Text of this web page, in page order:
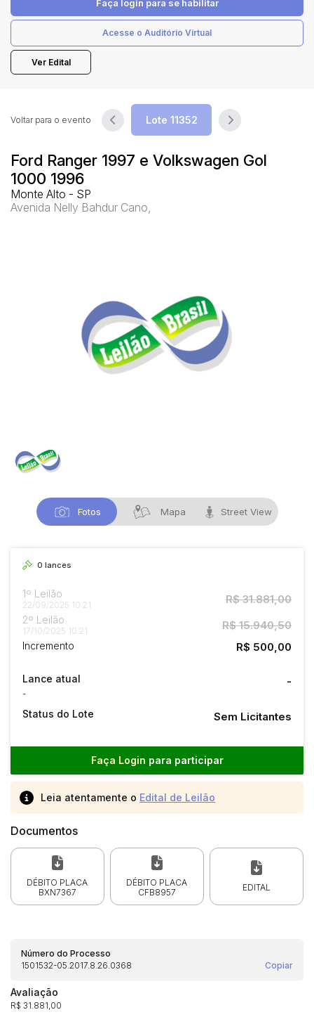
Faça login para se habilitar
Acesse o Auditório Virtual
Ver Edital
Ford Ranger 1997 e Volkswagen Gol
1000 1996
Monte Alto - SP
Avenida Nelly Bahdur Cano,
Voltar para o evento
Fotos Mapa Street View
0 lances
1º Leilão
22/09/2025 10:21 R$ 31.881,00
2º Leilão
17/10/2025 10:21 R$ 15.940,50
Incremento R$ 500,00
Lance atual
-
-
Status do Lote Sem Licitantes
Faça Login para participar
Leia atentamente o Edital de Leilão
Documentos
DÉBITO PLACA
BXN7367
DÉBITO PLACA
CFB8957
EDITAL
Número do Processo
1501532-05.2017.8.26.0368
Copiar
Avaliação
R$ 31.881,00